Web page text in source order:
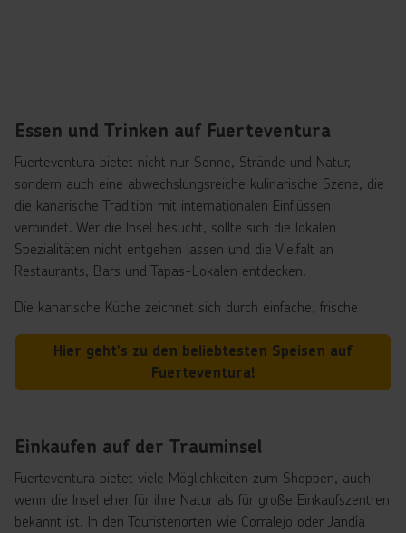
Essen und Trinken auf Fuerteventura
Fuerteventura bietet nicht nur Sonne, Strände und Natur,
sondern auch eine abwechslungsreiche kulinarische Szene, die
die kanarische Tradition mit internationalen Einflüssen
verbindet. Wer die Insel besucht, sollte sich die lokalen
Spezialitäten nicht entgehen lassen und die Vielfalt an
Restaurants, Bars und Tapas-Lokalen entdecken.
Die kanarische Küche zeichnet sich durch einfache, frische
sind Papas arrugadas (runzelige Kartoffeln) mit Mojo-Sauce,
frischer Fisch und Meeresfrüchte, Lammgerichte aus der
Inselzucht und die beliebten Queso Majorero, ein herzhafter
mag, sollte lokale Desserts wie Bienmesabe oder Frangollo
probieren.
Neben der traditionellen Küche gibt es auf Fuerteventura auch
eine Vielzahl internationaler Restaurants – von italienischer
Hier geht's zu den beliebtesten Speisen auf
Fuerteventura!
Einkaufen auf der Trauminsel
Fuerteventura bietet viele Möglichkeiten zum Shoppen, auch
wenn die Insel eher für ihre Natur als für große Einkaufszentren
bekannt ist. In den Touristenorten wie Corralejo oder Jandía